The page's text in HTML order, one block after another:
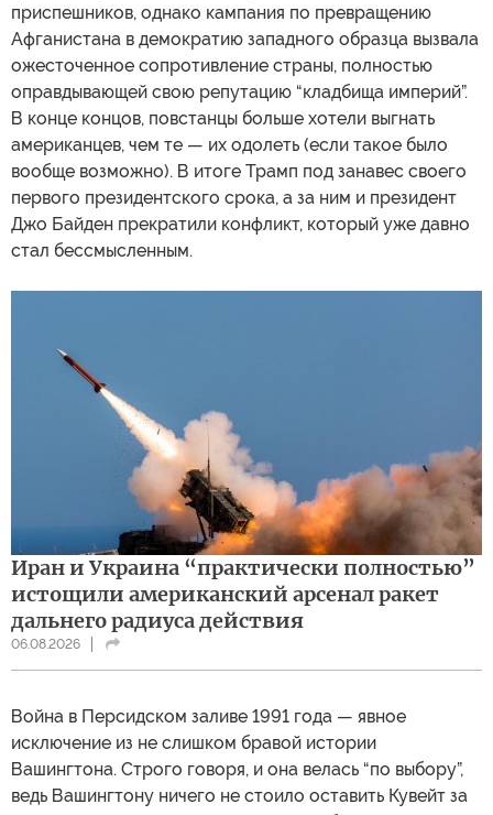
приспешников, однако кампания по превращению
Афганистана в демократию западного образца вызвала
ожесточенное сопротивление страны, полностью
оправдывающей свою репутацию “кладбища империй”.
В конце концов, повстанцы больше хотели выгнать
американцев, чем те — их одолеть (если такое было
вообще возможно). В итоге Трамп под занавес своего
первого президентского срока, а за ним и президент
Джо Байден прекратили конфликт, который уже давно
стал бессмысленным.
Иран и Украина “практически полностью”
истощили американский арсенал ракет
дальнего радиуса действия
06.08.2026
Война в Персидском заливе 1991 года — явное
исключение из не слишком бравой истории
Вашингтона. Строго говоря, и она велась “по выбору”,
ведь Вашингтону ничего не стоило оставить Кувейт за